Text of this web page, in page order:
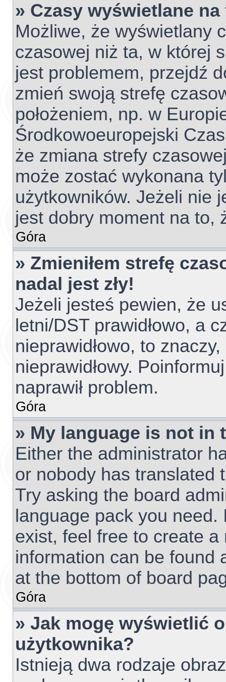
» Czasy wyświetlane
Możliwe, że wyświetlany
czasowej niż ta, w której
jest problemem, przejdź
zmień swoją strefę
położeniem, np. w
Środkowoeuropejski
że zmiana strefy
może zostać wykonana
użytkowników. Jeżeli nie
jest dobry moment na to,
Góra
» Zmieniłem strefę
nadal jest zły!
Jeżeli jesteś pewien, że
letni/DST prawidłowo, a
nieprawidłowo, to
nieprawidłowy.
naprawił problem.
Góra
» My language is not in
Either the administrator
or nobody has translated
Try asking the board
language pack you
exist, feel free to create
information can be found
at the bottom of board
Góra
» Jak mogę wyświetlić
użytkownika?
Istnieją dwa rodzaje